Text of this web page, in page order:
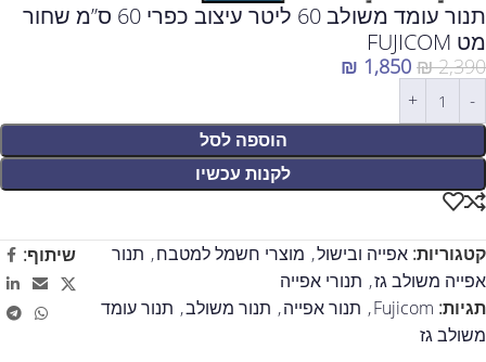
תנור עומד משולב 60 ליטר עיצוב כפרי 60 ס”מ שחור
מט FUJICOM
₪2,390
₪ 1,850
הוספה לסל
לקנות עכשיו
קטגוריות: אפייה ובישול, מוצרי חשמל למטבח, תנור
אפייה משולב גז, תנורי אפייה
תגיות: Fujicom
, תנור אפייה, תנור משולב, תנור עומד
משולב גז
שיתוף: